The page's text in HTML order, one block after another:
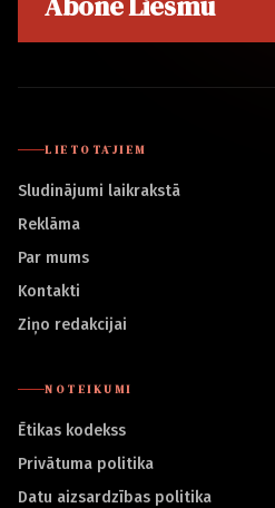
LIETOTĀJIEM
Sludinājumi laikrakstā
Reklāma
Par mums
Kontakti
Ziņo redakcijai
NOTEIKUMI
Ētikas kodekss
Privātuma politika
Datu aizsardzības politika